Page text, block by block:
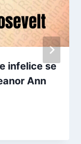
infelice se
Ann